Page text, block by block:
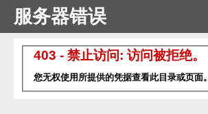
服务器错误
403 - 禁止访问: 访问被拒绝。
您无权使用所提供的凭据查看此目录或页面。